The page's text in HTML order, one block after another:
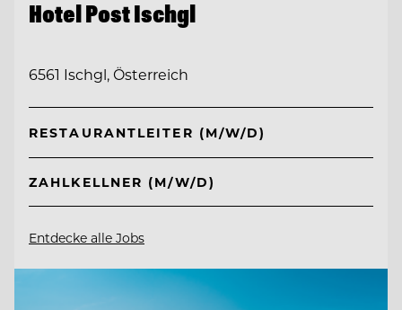
Hotel Post Ischgl
6561 Ischgl, Österreich
RESTAURANTLEITER (M/W/D)
ZAHLKELLNER (M/W/D)
Entdecke alle Jobs